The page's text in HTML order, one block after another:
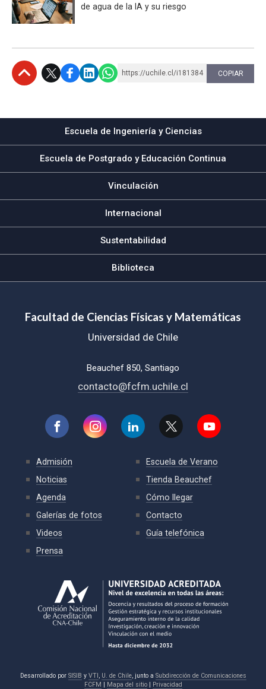
de agua de la IA y su riesgo
https://uchile.cl/i181384 COPIAR
Escuela de Ingeniería y Ciencias
Escuela de Postgrado y Educación Continua
Vinculación
Internacional
Sustentabilidad
Biblioteca
Facultad de Ciencias Físicas y Matemáticas
Universidad de Chile
Beauchef 850, Santiago
contacto@fcfm.uchile.cl
Admisión
Noticias
Agenda
Galerías de fotos
Videos
Prensa
Escuela de Verano
Tienda Beauchef
Cómo llegar
Contacto
Guía telefónica
Desarrollado por SISIB y VTI , U. de Chile, junto a Subdirección de Comunicaciones
FCFM
Mapa del sitio| Privacidad